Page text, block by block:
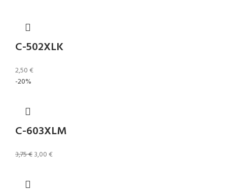
C-502XLK
2,50€
-20%
C-603XLM
3,75€3,00€